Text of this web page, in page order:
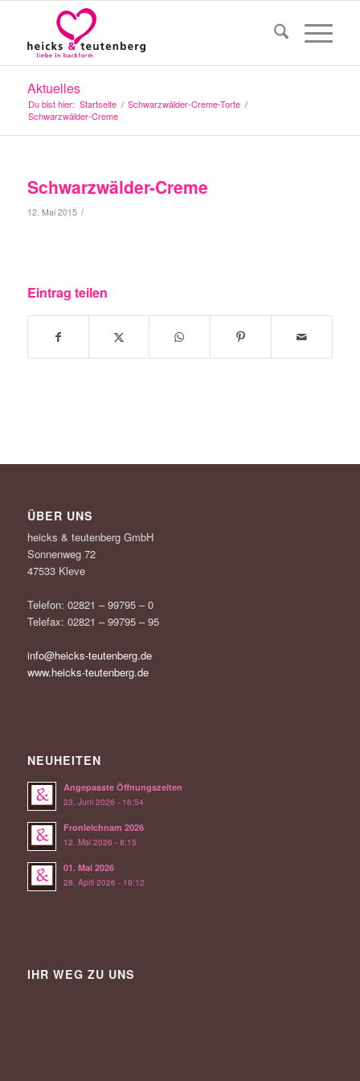
Aktuelles
Du bist hier: Startseite / Schwarzwälder-Creme-Torte /
Schwarzwälder-Creme
Schwarzwälder-Creme
12. Mai 2015 /
Eintrag teilen
ÜBER UNS
heicks & teutenberg GmbH
Sonnenweg 72
47533 Kleve
Telefon: 02821 – 99795 – 0
Telefax: 02821 – 99795 – 95
info@heicks-teutenberg.de
www.heicks-teutenberg.de
NEUHEITEN
Angepasste Öffnungszeiten
23. Juni 2026 - 16:54
Fronleichnam 2026
12. Mai 2026 - 8:15
01. Mai 2026
28. April 2026 - 19:12
IHR WEG ZU UNS